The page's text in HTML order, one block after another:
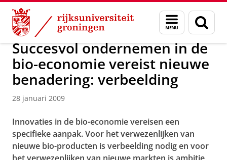
Skip
Content
Skip
Navigation
Menu
en
zoeken
Over ons Actueel Nieuws Nieuwsberichten
Succesvol ondernemen in de
bio-economie vereist nieuwe
benadering: verbeelding
28 januari 2009
Innovaties in de bio-economie vereisen een
specifieke aanpak. Voor het verwezenlijken van
nieuwe bio-producten is verbeelding nodig en voor